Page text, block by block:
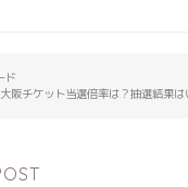
ド
阪チケット当選倍率は？抽選結果は